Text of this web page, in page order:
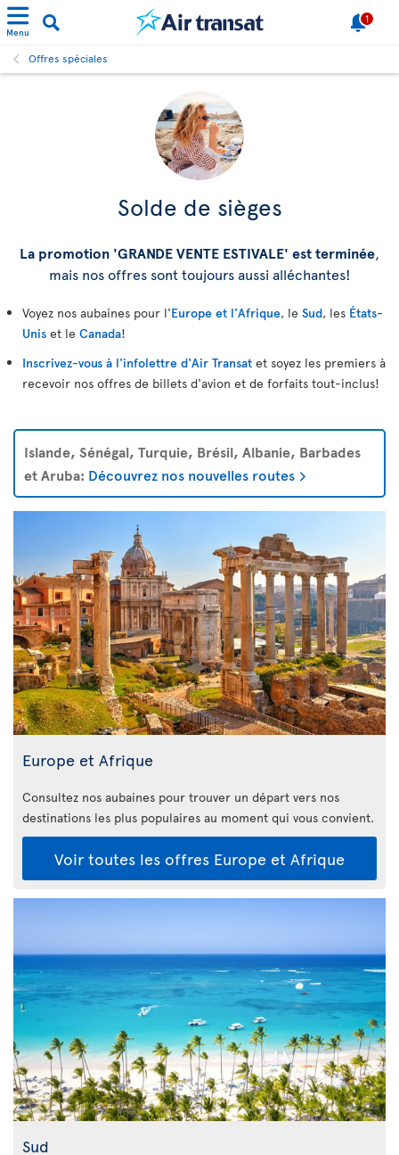
Menu
1
Offres spéciales
Solde de sièges
La promotion 'GRANDE VENTE ESTIVALE' est terminée,
mais nos offres sont toujours aussi alléchantes!
Voyez nos aubaines pour l'Europe et l'Afrique, le Sud, les États-
Unis et le Canada!
Inscrivez-vous à l'infolettre d'Air Transat et soyez les premiers à
recevoir nos offres de billets d'avion et de forfaits tout-inclus!
Islande, Sénégal, Turquie, Brésil, Albanie, Barbades
et Aruba: Découvrez nos nouvelles routes
Europe et Afrique
Consultez nos aubaines pour trouver un départ vers nos
destinations les plus populaires au moment qui vous convient.
Voir toutes les offres Europe et Afrique
Sud